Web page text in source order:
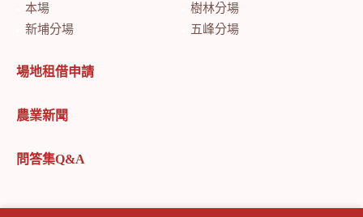
本場
樹林分場
新埔分場
五峰分場
場地租借申請
農業新聞
問答集Q&A